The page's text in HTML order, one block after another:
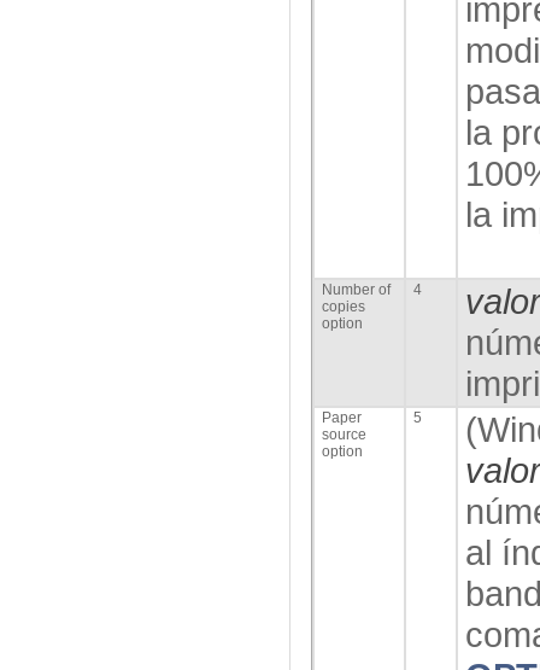
la
la
Number of
copies
option
4
Paper
source
option
5 (
al